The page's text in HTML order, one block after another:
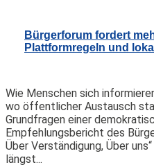
Bürgerforum fordert
Plattformregeln und
Wie Menschen sich
wo öffentlicher Austausch
Grundfragen einer
Empfehlungsbericht des
Über Verständigung, Über
längst...